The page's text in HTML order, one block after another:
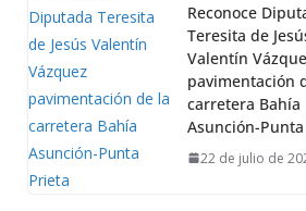
Reconoce
Teresita de
Valentín
pavimentación
carretera Bahía
Asunción-
22 de julio de